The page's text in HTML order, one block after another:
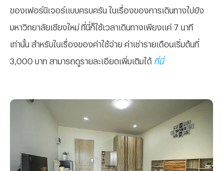
ของเฟอร์นิเจอร์แบบครบครัน ในเรื่องของการเดินทางไปยัง
มหาวิทยาลัยเชียงใหม่ ที่นี่ก็ใช้เวลาเดินทางเพียงแค่ 7 นาที
เท่านั้น สำหรับในเรื่องของค่าใช้จ่าย ค่าเช่ารายเดือนเริ่มต้นที่
3,000 บาท สามารถดูรายละเอียดเพิ่มเติมได้ ที่นี่